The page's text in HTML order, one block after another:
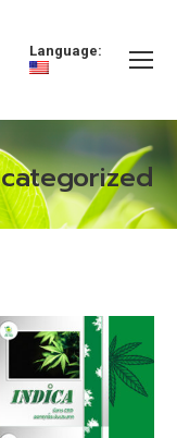
Language:
here: